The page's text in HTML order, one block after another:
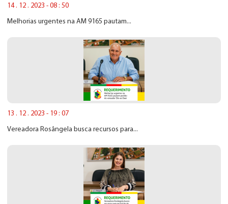
14 . 12 . 2023 - 08 : 50
Melhorias urgentes na AM 9165 pautam...
13 . 12 . 2023 - 19 : 07
Vereadora Rosângela busca recursos para...